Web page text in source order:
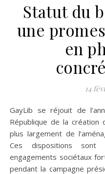
Statut du
une
en
14
GayLib se réjouit de l’annonce par le Président de la
République de la
plus largement de
Ces dispositions sont
engagements sociétaux
pendant la campagne